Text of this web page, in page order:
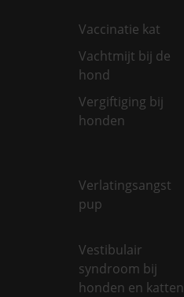
Vaccinatie kat
Vachtmijt bij de
hond
Vergiftiging bij
honden
Verlatingsangst
pup
Vestibulair
syndroom bij
honden en katten